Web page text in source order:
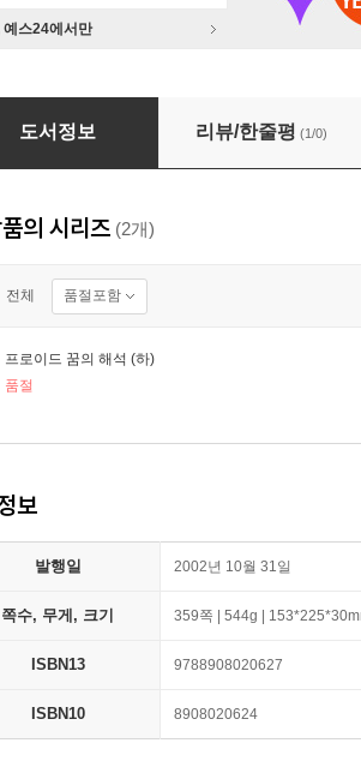
예스24에서만
드 꿈의 해석 (상)
도서정보 리뷰/한줄평 (1/0)
의 시리즈 (2개)
전체 품절포함
프로이드 꿈의 해석 (하)
품절
보
발행일 2002년 10월 31일
쪽수, 무게, 크기 359쪽 | 544g |
ISBN13 9788908020627
ISBN10 8908020624